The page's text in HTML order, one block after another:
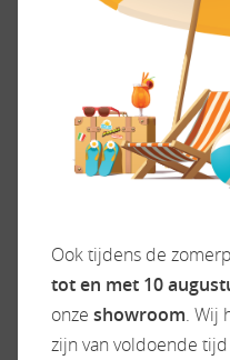
camperverhuur,
Bij ons staat SERVICE
De showroomprijs is
kosten en inclusief
vermeld. Zie onze
voor meer info. Wij zijn
Carado (made by
Exterieur/Interieur
Ook tijdens de
tot en met 10
onze showroom. Wij
zijn van voldoende